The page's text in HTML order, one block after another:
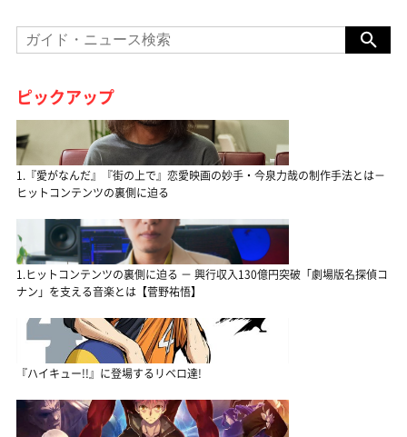
ピックアップ
1.『愛がなんだ』『街の上で』恋愛映画の妙手・今泉力哉の制作手法とは－
ヒットコンテンツの裏側に迫る
1.ヒットコンテンツの裏側に迫る － 興行収入130億円突破「劇場版名探偵コ
ナン」を支える音楽とは【菅野祐悟】
『ハイキュー!!』に登場するリベロ達!